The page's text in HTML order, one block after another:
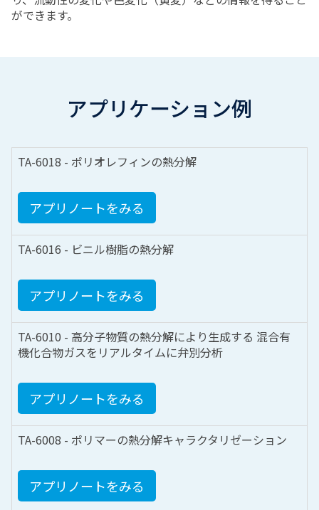
ができます。
アプリケーション例
TA-6018 - ポリオレフィンの熱分解
アプリノートをみる
TA-6016 - ビニル樹脂の熱分解
アプリノートをみる
TA-6010 - 高分子物質の熱分解により生成する 混合有
機化合物ガスをリアルタイムに弁別分析
アプリノートをみる
TA-6008 - ポリマーの熱分解キャラクタリゼーション
アプリノートをみる